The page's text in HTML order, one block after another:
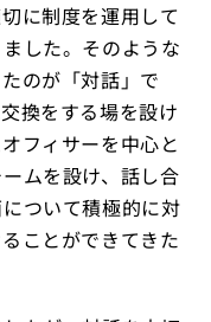
に制度を運用して
した。そのような
のが「対話」で
換をする場を設け
フィサーを中心と
ムを設け、話し合
ついて積極的に対
ことができてきた